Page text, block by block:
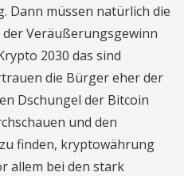
Dann müssen natürlich die
Veräußerungsgewinn
2030 das sind
die Bürger eher der
Dschungel der Bitcoin
und den
finden, kryptowährung
allem bei den stark